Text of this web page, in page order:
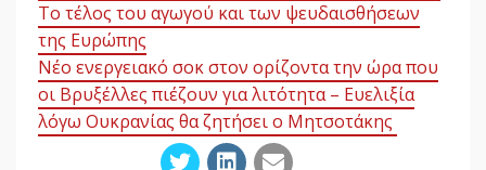
Το τέλος του αγωγού και των ψευδαισθήσεων
της Ευρώπης
Νέο ενεργειακό σοκ στον ορίζοντα την ώρα που
οι Βρυξέλλες πιέζουν για λιτότητα – Ευελιξία
λόγω Ουκρανίας θα ζητήσει ο Μητσοτάκης